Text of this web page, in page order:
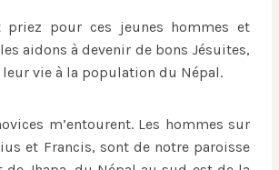
priez pour ces jeunes hommes et
aidons à devenir de bons Jésuites,
vie à la population du Népal.
m’entourent. Les hommes sur
et Francis, sont de notre paroisse